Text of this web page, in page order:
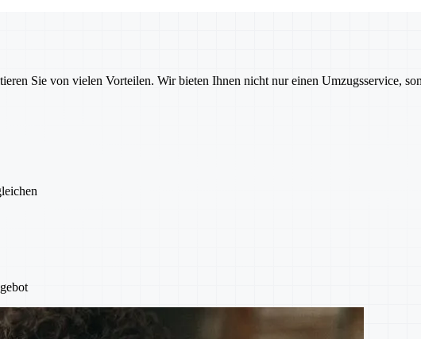
Sie von vielen Vorteilen. Wir bieten Ihnen nicht nur einen Umzugsservice,